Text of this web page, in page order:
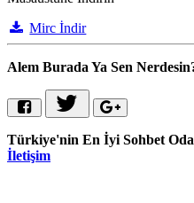
Mirc İndir
Alem Burada Ya Sen
Türkiye'nin En İyi Sohbet
İletişim